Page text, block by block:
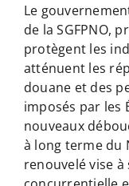
Le
de la SGFPNO,
protègent les
atténuent les
douane et des
imposés par les
nouveaux
à long terme du
renouvelé vise